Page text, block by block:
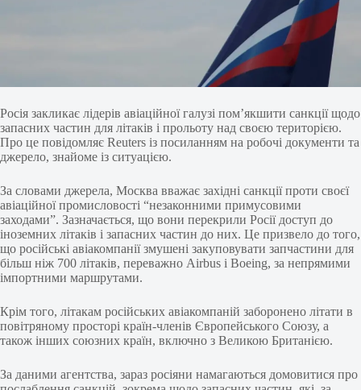
Росія закликає лідерів авіаційної галузі пом’якшити санкції щодо
запасних частин для літаків і прольоту над своєю територією.
Про це повідомляє Reuters із посиланням на робочі документи та
джерело, знайоме із ситуацією.
За словами джерела, Москва вважає західні санкції проти своєї
авіаційної промисловості “незаконними примусовими
заходами”. Зазначається, що вони перекрили Росії доступ до
іноземних літаків і запасних частин до них. Це призвело до того,
що російські авіакомпанії змушені закуповувати запчастини для
більш ніж 700 літаків, переважно Airbus і Boeing, за непрямими
імпортними маршрутами.
Крім того, літакам російських авіакомпаній заборонено літати в
повітряному просторі країн-членів Європейського Союзу, а
також інших союзних країн, включно з Великою Британією.
За даними агентства, зараз росіяни намагаються домовитися про